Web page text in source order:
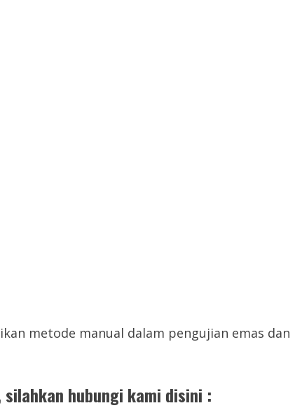
metode manual dalam pengujian emas dan
hubungi kami disini :